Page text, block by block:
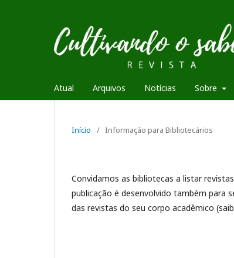
Atual Arquivos Notícias Sobre
Início / Informação para Bibliotecários
Convidamos as bibliotecas a listar
publicação é desenvolvido também para
das revistas do seu corpo acadêmico